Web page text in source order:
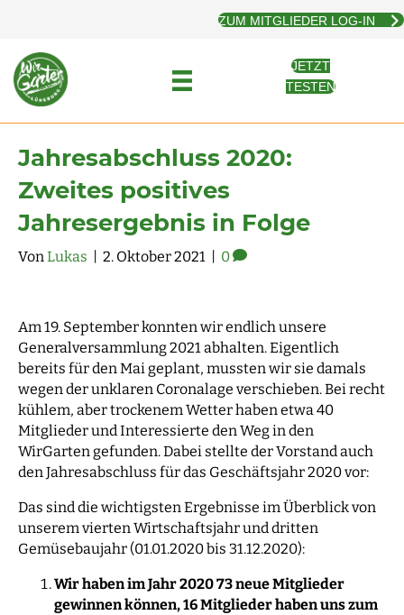
ZUM MITGLIEDER LOG-IN
JETZT
TESTEN
Jahresabschluss 2020:
Zweites positives
Jahresergebnis in Folge
Von Lukas | 2. Oktober 2021 | 0
Am 19. September konnten wir endlich unsere
Generalversammlung 2021 abhalten. Eigentlich
bereits für den Mai geplant, mussten wir sie damals
wegen der unklaren Coronalage verschieben. Bei recht
kühlem, aber trockenem Wetter haben etwa 40
Mitglieder und Interessierte den Weg in den
WirGarten gefunden. Dabei stellte der Vorstand auch
den Jahresabschluss für das Geschäftsjahr 2020 vor:
Das sind die wichtigsten Ergebnisse im Überblick von
unserem vierten Wirtschaftsjahr und dritten
Gemüsebaujahr (01.01.2020 bis 31.12.2020):
Wir haben im Jahr 2020 73 neue Mitglieder
gewinnen können, 16 Mitglieder haben uns zum